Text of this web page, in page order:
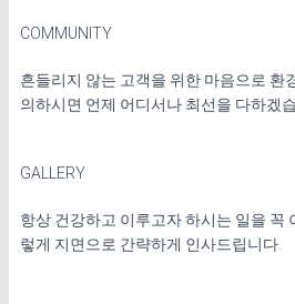
COMMUNITY
흔들리지 않는 고객을 위한 마음으로 환
의하시면 언제 어디서나 최선을 다하겠
GALLERY
항상 건강하고 이루고자 하시는 일을 꼭
렇게 지면으로 간략하게 인사드립니다.